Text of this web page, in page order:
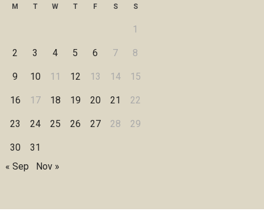
M T W T F S S
1
2 3 4 5 6 7 8
9 10 11 12 13 14 15
16 17 18 19 20 21 22
23 24 25 26 27 28 29
30
31
« Sep
Nov »